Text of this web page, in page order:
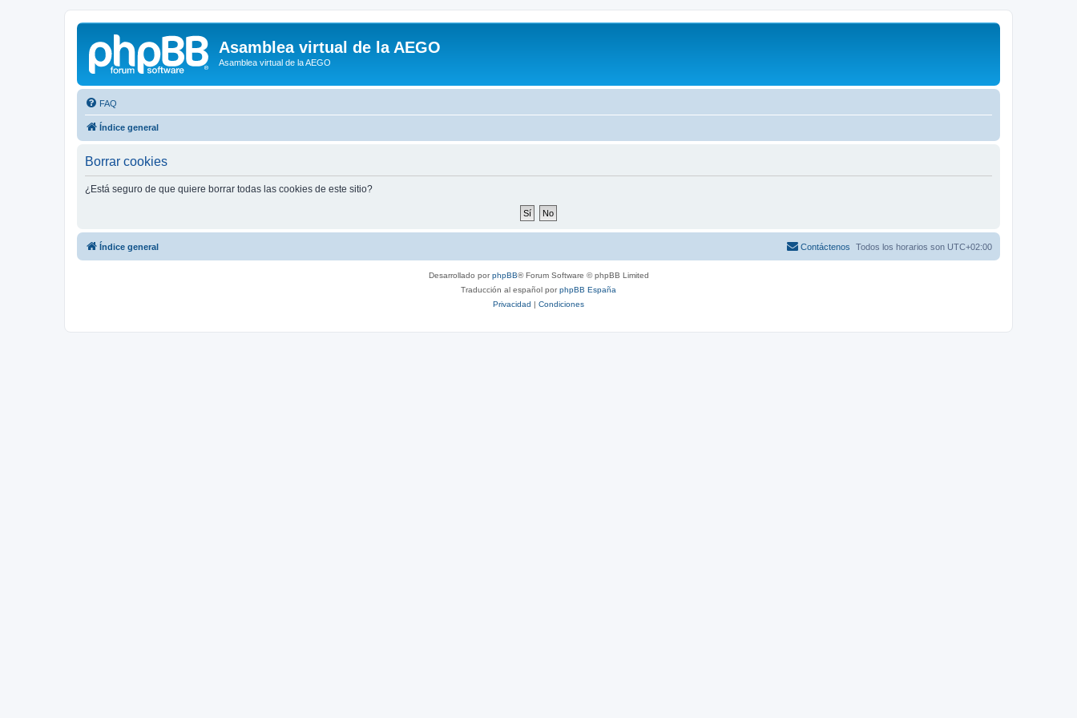
Asamblea virtual de la AEGO
Asamblea virtual de la AEGO
FAQ
Índice general
Borrar cookies
¿Está seguro de que quiere borrar todas las cookies de este sitio?
Índice general Todos los horarios son UTC+02:00
Contáctenos
Desarrollado porphpBB® Forum Software © phpBB Limited
Traducción al español porphpBB España
Privacidad | Condiciones